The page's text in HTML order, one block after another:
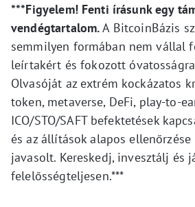
***Figyelem! Fenti írásunk egy
vendégtartalom.A BitcoinBázis
semmilyen formában nem vállal
leírtakért és fokozott
Olvasóját az extrém kockázatos
token, metaverse, DeFi, play-to-
ICO/STO/SAFT befektetések
és az állítások alapos
javasolt. Kereskedj, invesztálj és
felelősségteljesen.***